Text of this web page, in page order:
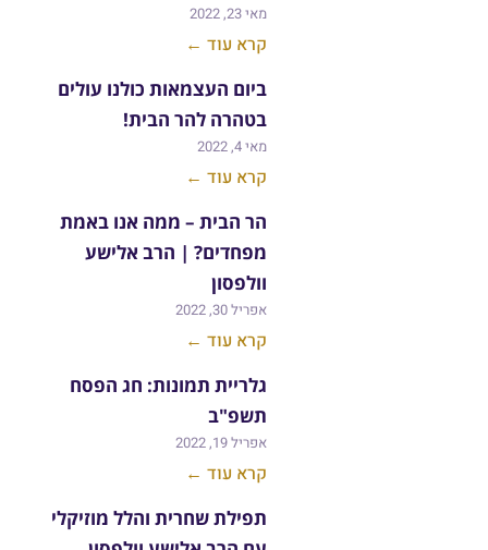
מאי 23, 2022
קרא עוד ←
ביום העצמאות כולנו עולים
בטהרה להר הבית!
מאי 4, 2022
קרא עוד ←
הר הבית – ממה אנו באמת
מפחדים? | הרב אלישע
וולפסון
אפריל 30, 2022
קרא עוד ←
גלריית תמונות: חג הפסח
תשפ"ב
אפריל 19, 2022
קרא עוד ←
תפילת שחרית והלל מוזיקלי